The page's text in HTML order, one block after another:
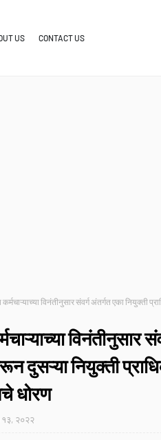
US CONTACT US
विनंतीनुसार संवर्ग अंतर्गत एका नियुक्ती
विनंतीनुसार
दुसऱ्या नियुक्ती
धोरण
२०२२